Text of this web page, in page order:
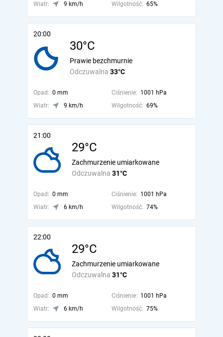
Wiatr:
9 km/h Wilgotność: 65%
20:00
30°C
Odczuwalna 33°C
Prawie bezchmurnie
Opad: 0 mm Ciśnienie: 1001 hPa
Wiatr:
9 km/h Wilgotność: 69%
21:00
29°C
Odczuwalna 31°C
Zachmurzenie umiarkowane
Opad: 0 mm Ciśnienie: 1001 hPa
Wiatr:
6 km/h Wilgotność: 74%
22:00
29°C
Odczuwalna 31°C
Zachmurzenie umiarkowane
Opad: 0 mm Ciśnienie: 1001 hPa
Wiatr:
6 km/h Wilgotność: 75%